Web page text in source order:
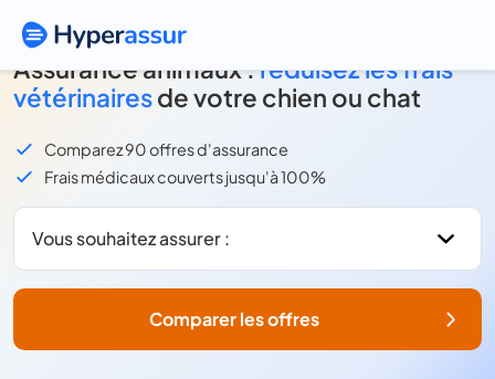
Assurance animaux :réduisez les frais
vétérinairesde votre chien ou chat
Comparez 90 offres d'assurance
Frais médicaux couverts jusqu'à 100%
Vous souhaitez assurer :
Comparer les offres